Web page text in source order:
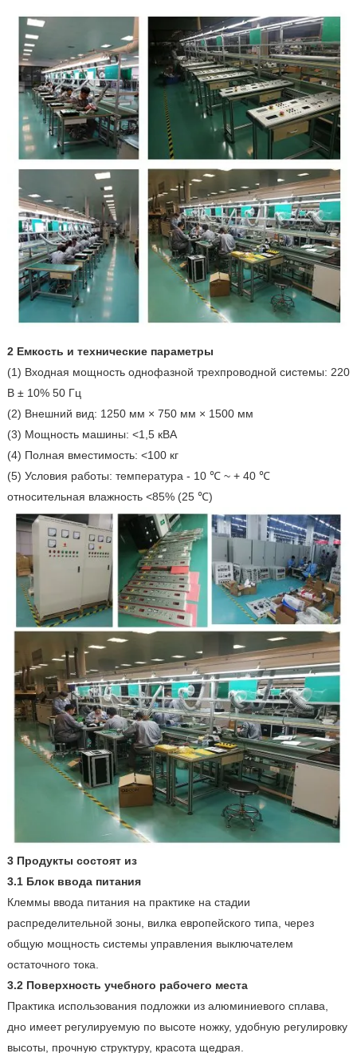
2 Емкость и технические параметры
(1) Входная мощность однофазной трехпроводной системы: 220
В ± 10% 50 Гц
(2) Внешний вид: 1250 мм × 750 мм × 1500 мм
(3) Мощность машины: <1,5 кВА
(4) Полная вместимость: <100 кг
(5) Условия работы: температура - 10 ℃ ~ + 40 ℃
относительная влажность <85% (25 ℃)
3 Продукты состоят из
3.1 Блок ввода питания
Клеммы ввода питания на практике на стадии
распределительной зоны, вилка европейского типа, через
общую мощность системы управления выключателем
остаточного тока.
3.2 Поверхность учебного рабочего места
Практика использования подложки из алюминиевого сплава,
дно имеет регулируемую по высоте ножку, удобную регулировку
высоты, прочную структуру, красота щедрая.